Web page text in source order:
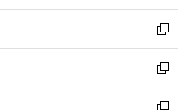
開
く
ウ
で
開
く
ン
ド
ウ
で
開
く
ウ
ィ
ン
ド
ウ
で
新
し
い
ウ
新
し